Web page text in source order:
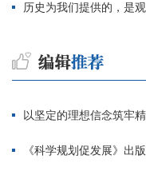
历史为我们提供的，是观
以坚定的理想信念筑牢
《科学规划促发展》出